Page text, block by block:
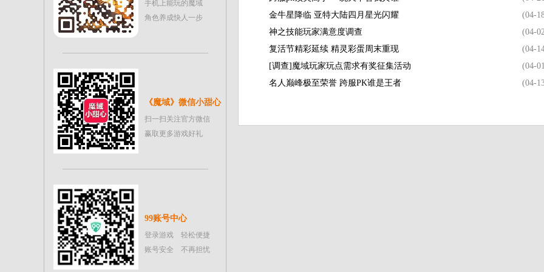
手机上能玩的魔域
角色养成快人一步
《魔域》微信小甜心
扫一扫关注官方微信
赢取更多游戏好礼
99账号中心
登录游戏 轻松便捷
账号安全 不再担忧
金牛星降临 亚特大陆四月星光闪耀
(04-
神之技能玩家满意度调查
(04-
复活节精彩延续 精灵彩蛋周末重现
(04-
[调查]魔域玩家玩点需求有奖征集活动
(04-
名人巅峰极至荣誉 跨服PK谁是王者
(04-